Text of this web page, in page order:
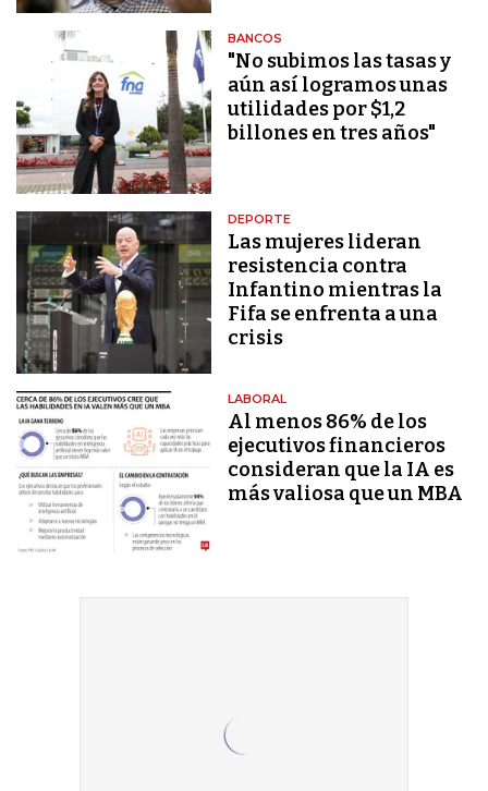
BANCOS
"No subimos las tasas y
aún así logramos unas
utilidades por $1,2
billones en tres años"
DEPORTE
Las mujeres lideran
resistencia contra
Infantino mientras la
Fifa se enfrenta a una
crisis
LABORAL
Al menos 86% de los
ejecutivos financieros
consideran que la IA es
más valiosa que un MBA